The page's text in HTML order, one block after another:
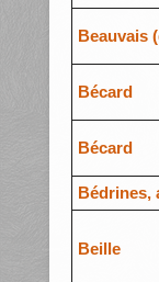
Beauvais
Bécard
Bécard
Bédrines,
Beille